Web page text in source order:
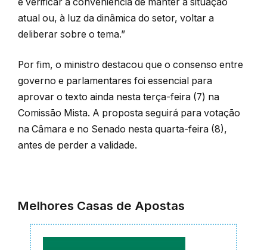
atual ou, à luz da dinâmica do setor, voltar a
deliberar sobre o tema.”
Por fim, o ministro destacou que o consenso entre
governo e parlamentares foi essencial para
aprovar o texto ainda nesta terça-feira (7) na
Comissão Mista. A proposta seguirá para votação
na Câmara e no Senado nesta quarta-feira (8),
antes de perder a validade.
Melhores Casas de Apostas